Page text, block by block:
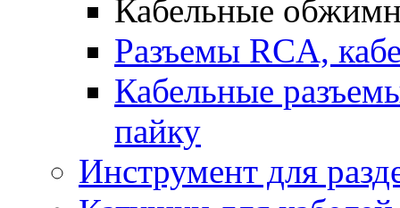
Кабельные
Разъемы RCA,
Кабельные
пайку
Инструмент для